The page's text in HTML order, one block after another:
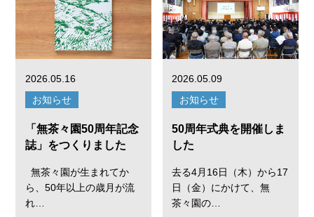
2026.05.16
お知らせ
「無茶々園50周年記念
誌」をつくりました
無茶々園が生まれてか
ら、50年以上の歳月が流
れ…
2026.05.09
お知らせ
50周年式典を開催しま
した
去る4月16日（木）から17
日（金）にかけて、無
茶々園の…